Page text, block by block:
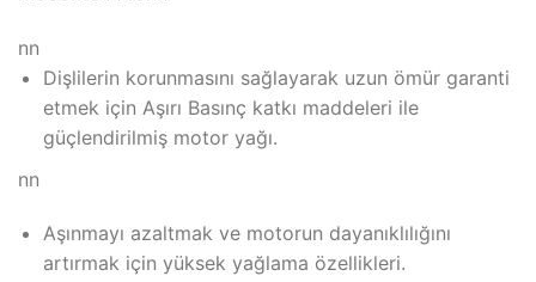
nn
Dişlilerin korunmasını sağlayarak uzun ömür garanti
etmek için Aşırı Basınç katkı maddeleri ile
güçlendirilmiş motor yağı.
nn
Aşınmayı azaltmak ve motorun dayanıklılığını
artırmak için yüksek yağlama özellikleri.